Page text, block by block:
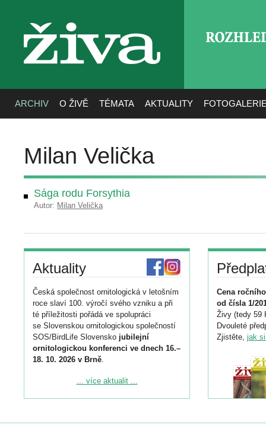
živa
ARCHIV O ŽIVĚ TÉMATA AKTUALITY
Milan Velička
Sága rodu Forsythia
Autor: Milan Velička
Aktuality
Česká společnost ornitologická v letošním
roce slaví 100. výročí svého vzniku a při
té příležitosti pořádá ve spolupráci
se Slovenskou ornitologickou společností
SOS/BirdLife Slovensko jubilejní
ornitologickou konferenci ve dnech 16.–
18. 10. 2026 v Brně.
Podrobnější informace ke konferenci
Registrovat se můžete do 6. září.
... více aktualit ...
Cena
od čísla 1/
Živy (tedy 59
Dvouleté
Zjistěte, jak